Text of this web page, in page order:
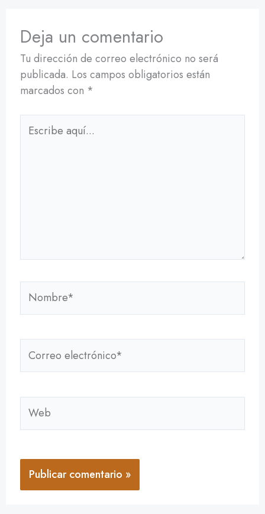
Deja un comentario
Tu dirección de correo electrónico no será
publicada. Los campos obligatorios están
marcados con *
Escribe
aquí...
Nombre*
electrónico*